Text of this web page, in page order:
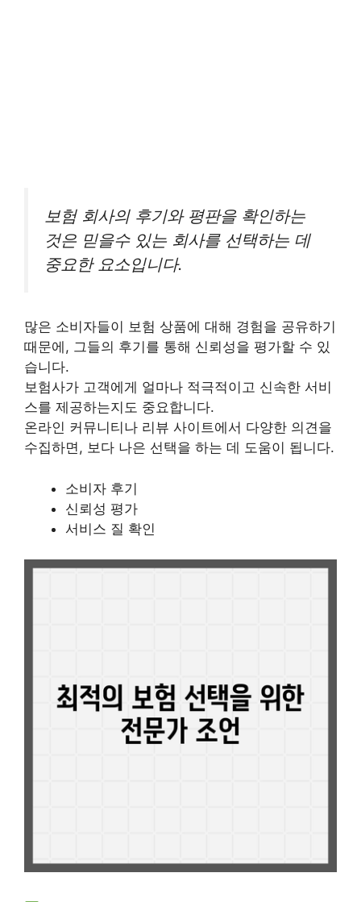
보험 회사의 후기와 평판을 확인하는
것은 믿을수 있는 회사를 선택하는 데
중요한 요소입니다.
많은 소비자들이 보험 상품에 대해 경험을 공유하기
때문에, 그들의 후기를 통해 신뢰성을 평가할 수 있
습니다.
보험사가 고객에게 얼마나 적극적이고 신속한 서비
스를 제공하는지도 중요합니다.
온라인 커뮤니티나 리뷰 사이트에서 다양한 의견을
수집하면, 보다 나은 선택을 하는 데 도움이 됩니다.
소비자 후기
신뢰성 평가
서비스 질 확인